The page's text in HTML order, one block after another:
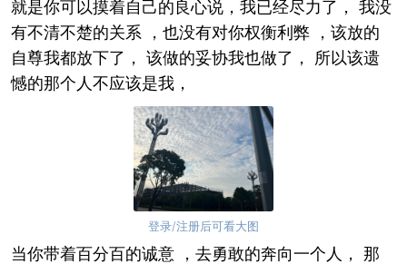
就是你可以摸着自己的良心说，我已经尽力了， 我没
有不清不楚的关系 ，也没有对你权衡利弊 ，该放的
自尊我都放下了， 该做的妥协我也做了， 所以该遗
憾的那个人不应该是我，
登录/注册后可看大图
当你带着百分百的诚意 ，去勇敢的奔向一个人， 那